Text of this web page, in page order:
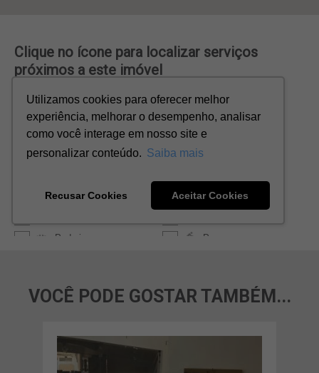
VOCÊ PODE GOSTAR TAMBÉM...